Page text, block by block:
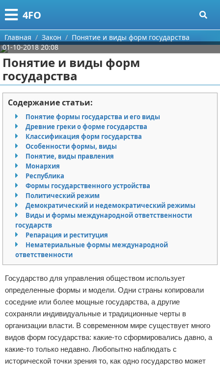
4FO
Меню
Главная
Категории
Медицина
Информационные технологии
Финансы
Закон
Психология
Спорт и фитнес
Красота
Кино и сериалы
Покупки
Мода и стиль
Поиск
О проекте
Контакты
Сотрудничество
Размещение рекламы
Для правообладателей
Условия предоставления информации
Отказ от ответственности
Главная Закон
Понятие и виды форм государства
01-10-2018 20:08
Понятие и виды форм
государства
Содержание статьи:
Понятие формы государства и его виды
Древние греки о форме государства
Классификация форм государства
Особенности формы, виды
Понятие, виды правления
Монархия
Республика
Формы государственного устройства
Политический режим
Демократический и недемократический режимы
Виды и формы международной ответственности
государств
Репарация и реституция
Нематериальные формы международной
ответственности
Государство для управления обществом использует
определенные формы и модели. Одни страны копировали
соседние или более мощные государства, а другие
сохраняли индивидуальные и традиционные черты в
организации власти. В современном мире существует много
видов форм государства: какие-то сформировались давно, а
какие-то только недавно. Любопытно наблюдать с
исторической точки зрения то, как одно государство может